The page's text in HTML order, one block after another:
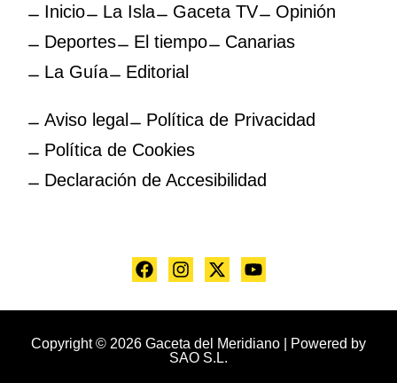
Inicio La Isla Gaceta TV
Opinión
Deportes
El tiempo
Canarias
La Guía
Editorial
Aviso legal
Política de Privacidad
Política de Cookies
Declaración de Accesibilidad
Copyright © 2026 Gaceta del Meridiano | Powered by
SAO S.L.